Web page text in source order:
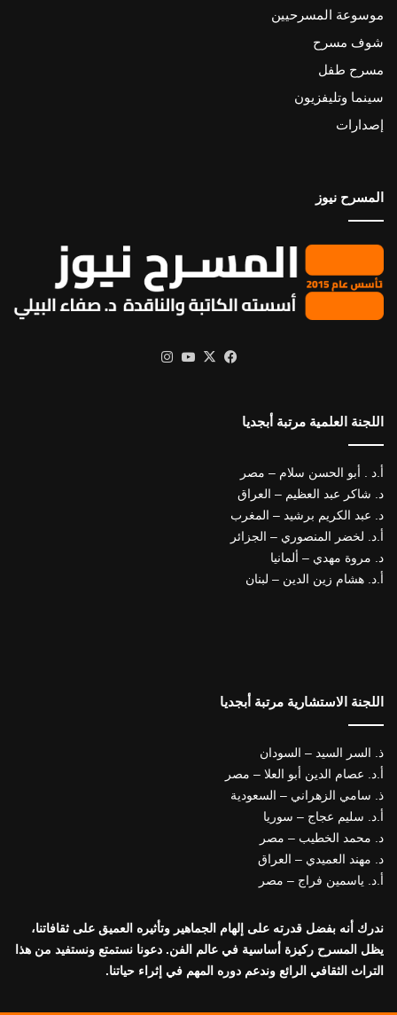
موسوعة المسرحيين
شوف مسرح
مسرح طفل
سينما وتليفزيون
إصدارات
المسرح نيوز
فيسبوك
X يوتيوب
اللجنة العلمية مرتبة أبجديا
أ.د . أبو الحسن سلام – مصر
د. شاكر عبد العظيم – العراق
د. عبد الكريم برشيد – المغرب
أ.د. لخضر المنصوري – الجزائر
د. مروة مهدي – ألمانيا
أ.د. هشام زين الدين – لبنان
اللجنة الاستشارية مرتبة أبجديا
ذ. السر السيد – السودان
أ.د. عصام الدين أبو العلا – مصر
ذ. سامي الزهراني – السعودية
أ.د. سليم عجاج – سوريا
د. محمد الخطيب – مصر
د. مهند العميدي – العراق
أ.د. ياسمين فراج – مصر
ندرك أنه بفضل قدرته على إلهام الجماهير وتأثيره العميق على ثقافاتنا،
يظل المسرح ركيزة أساسية في عالم الفن. دعونا نستمتع ونستفيد من هذا
التراث الثقافي الرائع وندعم دوره المهم في إثراء حياتنا.